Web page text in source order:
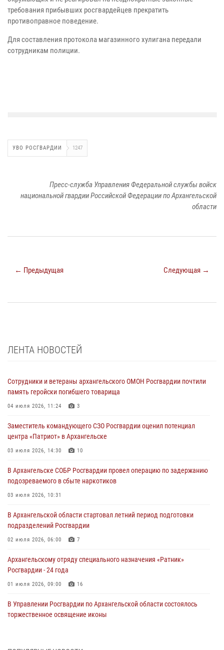
требования прибывших росгвардейцев прекратить
противоправное поведение.
Для составления протокола магазинного хулигана передали
сотрудникам полиции.
УВО РОСГВАРДИИ 1247
Пресс-служба Управления Федеральной службы войск
национальной гвардии Российской Федерации по Архангельской
области
← Предыдущая Следующая →
ЛЕНТА НОВОСТЕЙ
Сотрудники и ветераны архангельского ОМОН Росгвардии почтили
память геройски погибшего товарища
04 июля 2026, 11:24 3
Заместитель командующего СЗО Росгвардии оценил потенциал
центра «Патриот» в Архангельске
03 июля 2026, 14:30 10
В Архангельске СОБР Росгвардии провел операцию по задержанию
подозреваемого в сбыте наркотиков
03 июля 2026, 10:31
В Архангельской области стартовал летний период подготовки
подразделений Росгвардии
02 июля 2026, 06:00 7
Архангельскому отряду специального назначения «Ратник»
Росгвардии - 24 года
01 июля 2026, 09:00 16
В Управлении Росгвардии по Архангельской области состоялось
торжественное освящение иконы
Военнослужащие по призыву из Архангельской области приняли